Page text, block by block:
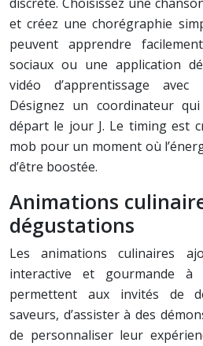
et créez une chorégraphie
peuvent apprendre
sociaux ou une application
vidéo d’apprentissage
Désignez un coordinateur
départ le jour J. Le timing est
mob pour un moment où
d’être boostée.
Animations
dégustations
Les animations culinaires
interactive et gourmande à
permettent aux invités de
saveurs, d’assister à des
de personnaliser leur